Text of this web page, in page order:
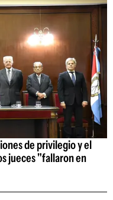
de privilegio y el
jueces "fallaron en